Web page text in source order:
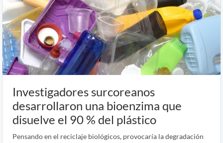
Investigadores surcoreanos
desarrollaron una bioenzima que
disuelve el 90 % del plástico
Pensando en el reciclaje biológicos, provocaría la degradación